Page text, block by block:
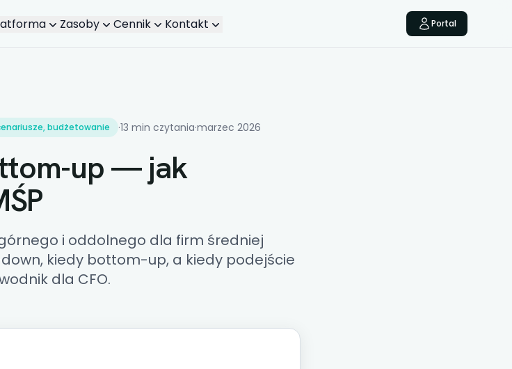
Zasoby Cennik Kontakt Portal
Zalety
budżetowanie ·13 min czytania·marzec 2026
up — jak
i oddolnego dla firm średniej
kiedy bottom-up, a kiedy podejście
dla CFO.